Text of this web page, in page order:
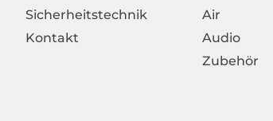
Sicherheitstechnik
Kontakt
Air
Audio
Zubehör